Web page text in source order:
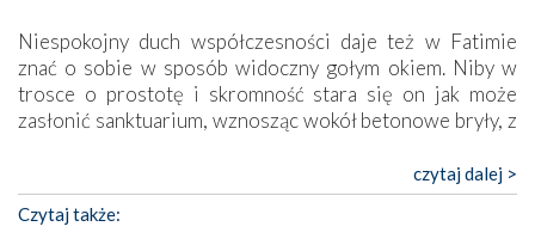
Niespokojny duch współczesności daje też w Fatimie
znać o sobie w sposób widoczny gołym okiem. Niby w
trosce o prostotę i skromność stara się on jak może
zasłonić sanktuarium, wznosząc wokół betonowe bryły, z
katolickiego kultu. Tylko co wspólnego z żywą,
autentyczną wiarą mogą mieć płaskie, szare bunkry albo
kaplice, w których Tabernakulum przypomina bardziej
czytaj dalej >
Czytaj także: